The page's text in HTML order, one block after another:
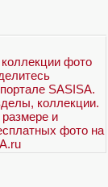
фото
SASISA.
коллекции.
и
фото на